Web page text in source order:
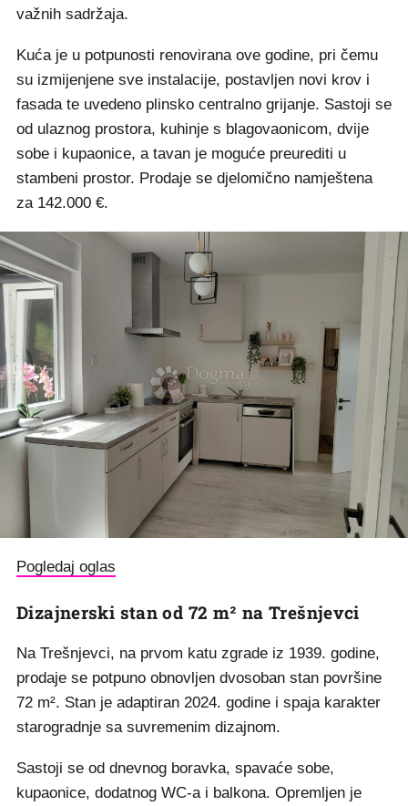
važnih sadržaja.
Kuća je u potpunosti renovirana ove godine, pri čemu
su izmijenjene sve instalacije, postavljen novi krov i
fasada te uvedeno plinsko centralno grijanje. Sastoji se
od ulaznog prostora, kuhinje s blagovaonicom, dvije
sobe i kupaonice, a tavan je moguće preurediti u
stambeni prostor. Prodaje se djelomično namještena
za 142.000 €.
Pogledaj oglas
Dizajnerski stan od 72 m² na Trešnjevci
Na Trešnjevci, na prvom katu zgrade iz 1939. godine,
prodaje se potpuno obnovljen dvosoban stan površine
72 m². Stan je adaptiran 2024. godine i spaja karakter
starogradnje sa suvremenim dizajnom.
Sastoji se od dnevnog boravka, spavaće sobe,
kupaonice, dodatnog WC-a i balkona. Opremljen je